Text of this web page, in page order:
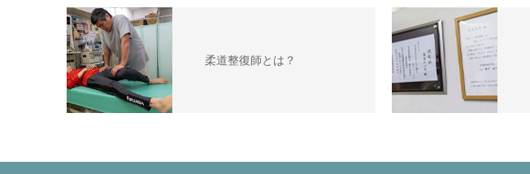
柔道整復師とは？